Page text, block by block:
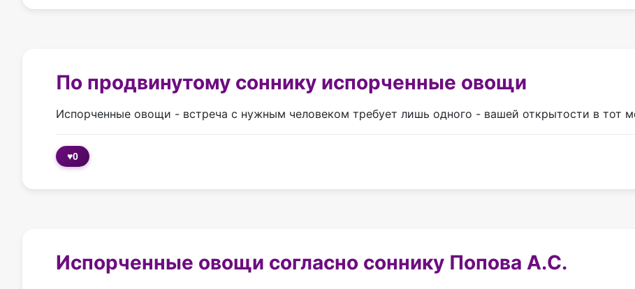
По продвинутому соннику испорченные овощи
Испорченные овощи - встреча с нужным человеком требует лишь одного - вашей открытости в тот
♥0
Испорченные овощи согласно соннику Попова А.С.